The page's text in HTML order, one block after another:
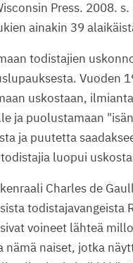
Press. 2008.
ainakin 39
todistajien
Vuoden
uskostaan,
ja puolustamaan
ja puutetta
luopui
Charles de
voineet lähteä
naiset, jotka